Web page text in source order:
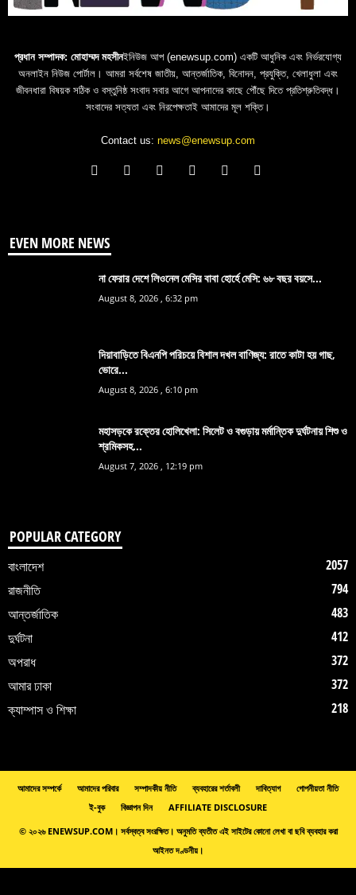
প্রধান সম্পাদক: মোহাম্মদ মহসীনইনিউজ আপ (enewsup.com) একটি আধুনিক এবং নির্ভরযোগ্য
অনলাইন নিউজ পোর্টাল। আমরা সর্বশেষ জাতীয়, আন্তর্জাতিক, বিনোদন, প্রযুক্তি, খেলাধুলা এবং
জীবনধারা বিষয়ক সঠিক ও বস্তুনিষ্ঠ সংবাদ সবার আগে আপনাদের কাছে পৌঁছে দিতে প্রতিশ্রুতিবদ্ধ।
সংবাদের সত্যতা এবং নিরপেক্ষতাই আমাদের মূল শক্তি।
Contact us: news@enewsup.com
EVEN MORE NEWS
না ফেরার দেশে লিওনেল মেসির বাবা হোর্হে মেসি: ৬৮ বছর বয়সে...
August 8, 2026 , 6:32 pm
দিয়াবাড়িতে বিএনপি পরিচয়ে বিশাল দখল বাণিজ্য: রাতে কাটা হয় গাছ,
ভোরে...
August 8, 2026 , 6:10 pm
মহাসড়কে রক্তের হোলিখেলা: সিলেট ও বগুড়ায় মর্মান্তিক দুর্ঘটনায় শিশু ও
শ্রমিকসহ...
August 7, 2026 , 12:19 pm
POPULAR CATEGORY
বাংলাদেশ
2057
রাজনীতি
794
আন্তর্জাতিক
483
দুর্ঘটনা
412
অপরাধ
372
আমার ঢাকা
372
ক্যাম্পাস ও শিক্ষা
218
আমাদের সম্পর্কে আমাদের পরিবার সম্পাদকীয় নীতি ব্যবহারের শর্তাবলী দাবিত্যাগ
গোপনীয়তা নীতি
ই-বুক
বিজ্ঞাপন দিন
AFFILIATE DISCLOSURE
© ২০২৬ ENEWSUP.COM। সর্বস্বত্ব সংরক্ষিত। অনুমতি ব্যতীত এই সাইটের কোনো লেখা বা ছবি ব্যবহার করা
আইনত দণ্ডনীয়।